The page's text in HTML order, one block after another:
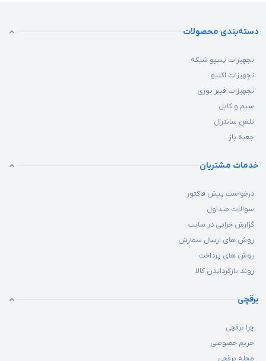
دسته‌بندی محصولات
تجهیزات پسیو شبکه
تجهیزات اکتیو
تجهیزات فیبر نوری
سیم و کابل
تلفن سانترال
جعبه باز
خدمات مشتریان
درخواست پیش فاکتور
سوالات متداول
گزارش خرابی در سایت
روش های ارسال سفارش
روش های پرداخت
روند بازگرداندن کالا
برقچی
چرا برقچی
حریم خصوصی
مجله برقچی